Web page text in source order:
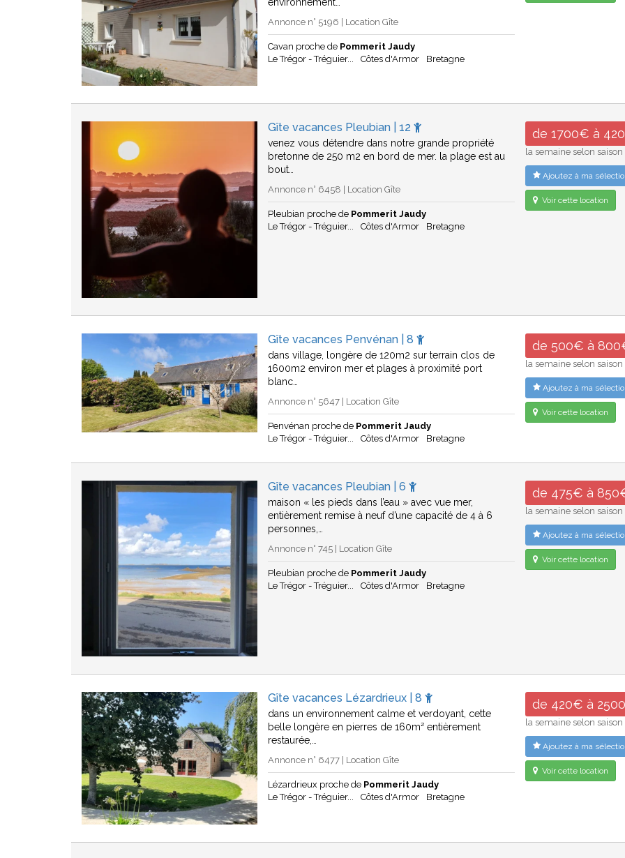
Annonce n° 5196 | Location Gîte
Cavan proche de Pommerit Jaudy
Le Trégor - Tréguier...
Côtes d'Armor Bretagne
Gîte vacances Pleubian | 12
venez vous détendre dans notre grande propriété
bretonne de 250 m2 en bord de mer. la plage est au
bout…
Annonce n° 6458 | Location Gîte
Pleubian proche de Pommerit Jaudy
Le Trégor - Tréguier...
Côtes d'Armor Bretagne
de 1700€ à
la semaine selon saison
Ajoutez à ma
Voir cette location
Gîte vacances Penvénan | 8
dans village, longère de 120m2 sur terrain clos de
1600m2 environ mer et plages à proximité port
blanc…
Annonce n° 5647 | Location Gîte
Penvénan proche de Pommerit Jaudy
Le Trégor - Tréguier...
Côtes d'Armor Bretagne
de 500€ à
la semaine selon saison
Ajoutez à ma
Voir cette location
Gîte vacances Pleubian | 6
maison « les pieds dans l’eau » avec vue mer,
entièrement remise à neuf d’une capacité de 4 à 6
personnes,…
Annonce n° 745 | Location Gîte
Pleubian proche de Pommerit Jaudy
Le Trégor - Tréguier...
Côtes d'Armor Bretagne
de 475€ à
la semaine selon saison
Ajoutez à ma
Voir cette location
Gîte vacances Lézardrieux | 8
dans un environnement calme et verdoyant, cette
belle longère en pierres de 160m² entièrement
restaurée,…
Annonce n° 6477 | Location Gîte
Lézardrieux proche de Pommerit Jaudy
Le Trégor - Tréguier...
Côtes d'Armor Bretagne
de 420€ à
la semaine selon saison
Ajoutez à ma
Voir cette location